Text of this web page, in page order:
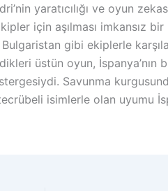
yaratıcılığı ve oyun
için aşılması imkansız
gibi ekiplerle
üstün oyun, İspanya’nın
Savunma
isimlerle olan uyumu